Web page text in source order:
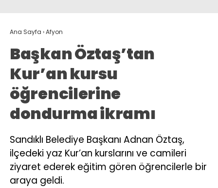
Ana Sayfa ›Afyon
Başkan Öztaş’tan
Kur’an kursu
öğrencilerine
dondurma ikramı
Sandıklı Belediye Başkanı Adnan Öztaş,
ilçedeki yaz Kur’an kurslarını ve camileri
ziyaret ederek eğitim gören öğrencilerle bir
araya geldi.